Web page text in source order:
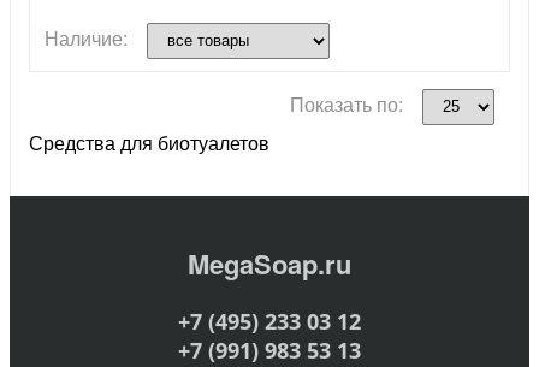
Наличие:
Показать по:
Средства для биотуалетов
MegaSoap.ru
+7 (495) 233 03 12
+7 (991) 983 53 13